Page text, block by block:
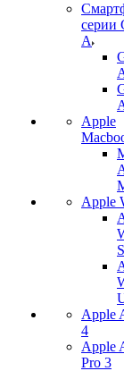
серии
A
Apple
Apple
Apple
4
Apple
Pro 3